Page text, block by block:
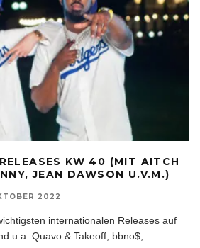
KW 40 (MIT AITCH
JEAN DAWSON U.V.M.)
2022
internationalen Releases auf
u.a. Quavo & Takeoff, bbno$,...